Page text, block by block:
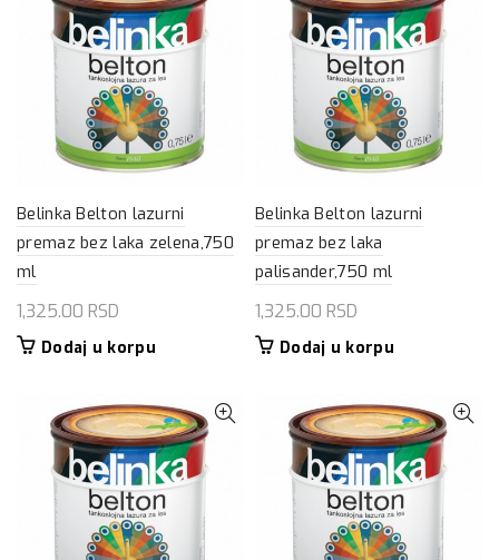
Belinka Belton lazurni
premaz bez laka zelena,750
ml
1,325.00 RSD
Dodaj u korpu
Belinka Belton lazurni
premaz bez laka
palisander,750 ml
1,325.00 RSD
Dodaj u korpu